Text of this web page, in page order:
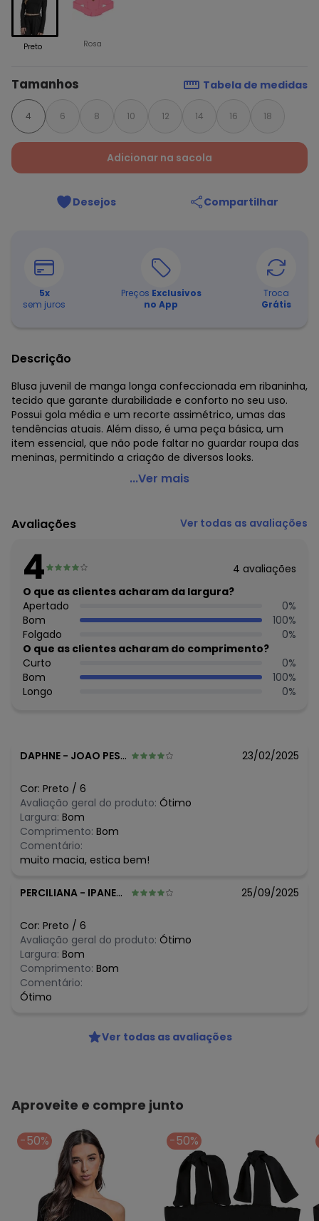
Preto Rosa
Tamanhos Tabela de medidas
4 6 8 10 12 14 16 18
Adicionar na sacola
Desejos Compartilhar
5x
sem juros
Preços Exclusivos
no App
Troca
Grátis
Descrição
Blusa juvenil de manga longa confeccionada em ribaninha,
tecido que garante durabilidade e conforto no seu uso.
Possui gola média e um recorte assimétrico, umas das
tendências atuais. Além disso, é uma peça básica, um
item essencial, que não pode faltar no guardar roupa das
meninas, permitindo a criação de diversos looks.
Gloss - Blusa Básica em Ribaninha Juvenil Preto
Modelagem: Justa
Comprimento da manga: Longa
Cinto: Não acompanha
Decote frente: Redondo
Fornecedor: MALHARIA CRISTINA LTDA / CNPJ
82.663.337/0001-43
Feito: no Brasil
Cuidados para conservação do produto: TEMPERATURA
MÁXIMA DE LAVAGEM 40ºC PROCESSO NORMAL. LAVAR COM
CORES SEMELHANTES. NÃO ALVEJAR. SECAGEM EM TAMBOR,
TEMPERATURA DE MÁXIMA 80°C. TEMP MÁX DA BASE DO
FERRO DE 200°C. NÃO LIMPAR A SECO
algum dia do mês, para o menor tamanho disponível.
agosto/2026
julho/2026
junho/2026
maio/2026
abril/2026
...Ver mais
Avaliações Ver todas as avaliações
4 4 avaliações
O que as clientes acharam da largura?
Apertado
0%
Bom
100%
Folgado
0%
O que as clientes acharam do comprimento?
Curto
0%
Bom
100%
Longo
0%
DAPHNE - JOAO PESSOA - PB 23/02/2025
Cor: Preto / 6
Avaliação geral do produto: Ótimo
Largura: Bom
Comprimento: Bom
Comentário:
muito macia, estica bem!
PERCILIANA - IPANEMA - MG 25/09/2025
Cor: Preto / 6
Avaliação geral do produto: Ótimo
Largura: Bom
Comprimento: Bom
Comentário:
Ótimo
Ver todas as avaliações
Aproveite e compre junto
-50% -50%